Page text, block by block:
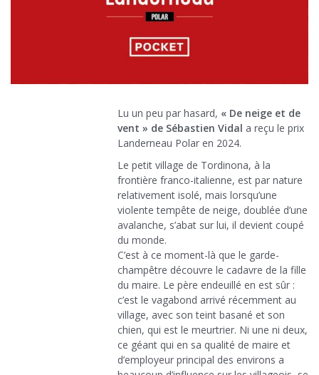
Lu un peu par hasard, « De neige et de
vent » de Sébastien Vidal a reçu le prix
Landerneau Polar en 2024.
Le petit village de Tordinona, à la
frontière franco-italienne, est par nature
relativement isolé, mais lorsqu’une
violente tempête de neige, doublée d’une
avalanche, s’abat sur lui, il devient coupé
du monde.
C’est à ce moment-là que le garde-
champêtre découvre le cadavre de la fille
du maire. Le père endeuillé en est sûr :
c’est le vagabond arrivé récemment au
village, avec son teint basané et son
chien, qui est le meurtrier. Ni une ni deux,
ce géant qui en sa qualité de maire et
d’employeur principal des environs a